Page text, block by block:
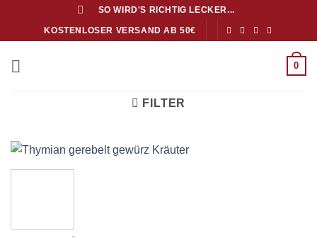
springen
SO WIRD'S RICHTIG LECKER...
KOSTENLOSER VERSAND AB 50€
0
FILTER